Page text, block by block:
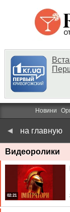
Новини
на главную
Видеоролики
02:21